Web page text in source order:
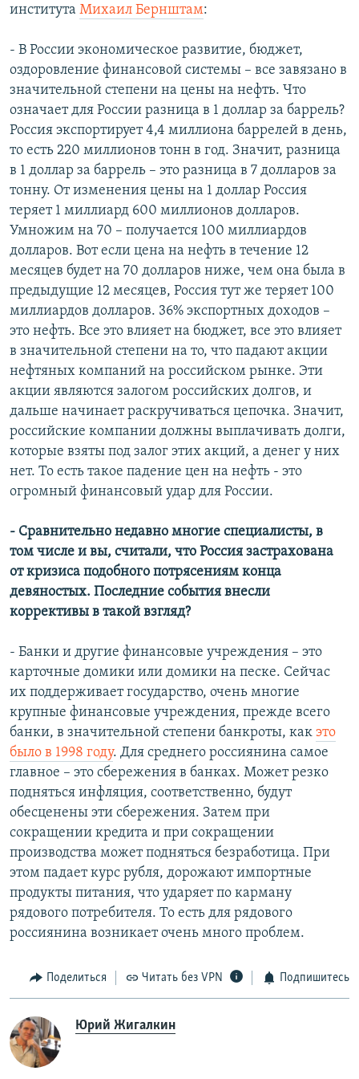
института Михаил Бернштам:
- В России экономическое развитие, бюджет,
оздоровление финансовой системы – все завязано в
значительной степени на цены на нефть. Что
означает для России разница в 1 доллар за баррель?
Россия экспортирует 4,4 миллиона баррелей в день,
то есть 220 миллионов тонн в год. Значит, разница
в 1 доллар за баррель – это разница в 7 долларов за
тонну. От изменения цены на 1 доллар Россия
теряет 1 миллиард 600 миллионов долларов.
Умножим на 70 – получается 100 миллиардов
долларов. Вот если цена на нефть в течение 12
месяцев будет на 70 долларов ниже, чем она была в
предыдущие 12 месяцев, Россия тут же теряет 100
миллиардов долларов. 36% экспортных доходов –
это нефть. Все это влияет на бюджет, все это влияет
в значительной степени на то, что падают акции
нефтяных компаний на российском рынке. Эти
акции являются залогом российских долгов, и
дальше начинает раскручиваться цепочка. Значит,
российские компании должны выплачивать долги,
которые взяты под залог этих акций, а денег у них
нет. То есть такое падение цен на нефть - это
огромный финансовый удар для России.
- Сравнительно недавно многие специалисты, в
том числе и вы, считали, что Россия застрахована
от кризиса подобного потрясениям конца
девяностых. Последние события внесли
коррективы в такой взгляд?
- Банки и другие финансовые учреждения – это
карточные домики или домики на песке. Сейчас
их поддерживает государство, очень многие
крупные финансовые учреждения, прежде всего
банки, в значительной степени банкроты, как это
было в 1998 году. Для среднего россиянина самое
главное – это сбережения в банках. Может резко
подняться инфляция, соответственно, будут
обесценены эти сбережения. Затем при
сокращении кредита и при сокращении
производства может подняться безработица. При
этом падает курс рубля, дорожают импортные
продукты питания, что ударяет по карману
рядового потребителя. То есть для рядового
россиянина возникает очень много проблем.
Поделиться Читать без VPN Подпишитесь
Юрий Жигалкин